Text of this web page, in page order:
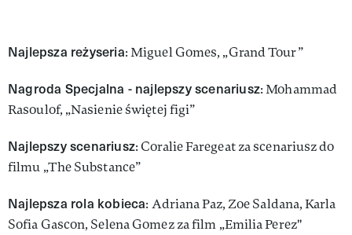
Najlepsza reżyseria: Miguel Gomes, „Grand Tour”
Nagroda Specjalna - najlepszy scenariusz: Mohammad
Rasoulof, „Nasienie świętej figi”
Najlepszy scenariusz: Coralie Faregeat za scenariusz do
filmu „The Substance”
Najlepsza rola kobieca: Adriana Paz, Zoe Saldana, Karla
Sofia Gascon, Selena Gomez za film „Emilia Perez"